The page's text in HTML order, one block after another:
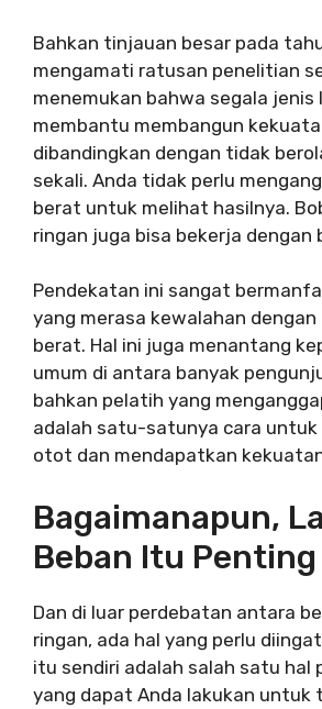
Bahkan tinjauan besar pada
mengamati ratusan penelitian
menemukan bahwa segala jenis
membantu membangun
dibandingkan dengan tidak
sekali. Anda tidak perlu
berat untuk melihat hasilnya.
ringan juga bisa bekerja dengan
Pendekatan ini sangat
yang merasa kewalahan dengan
berat. Hal ini juga menantang
umum di antara banyak
bahkan pelatih yang
adalah satu-satunya cara
otot dan mendapatkan
Bagaimanapun,
Beban Itu Penting
Dan di luar perdebatan antara
ringan, ada hal yang perlu
itu sendiri adalah salah satu hal
yang dapat Anda lakukan untuk